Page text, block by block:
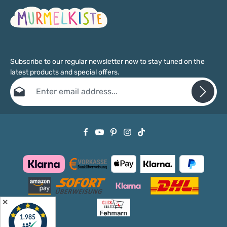
Tagesmütter & PraxisWartebereiche, Spielecken,
Therapiezimmer – professionelle Qualität mit langer
Lebensdauer. Du planst eine größere Einrichtung – Kita-
unser Kontaktformular oder ruf an: 04371 6059962.
Subscribe to our regular newsletter now to stay tuned on the
latest products and special offers.
Email address*
By selecting continue you confirm that you have read our
✕